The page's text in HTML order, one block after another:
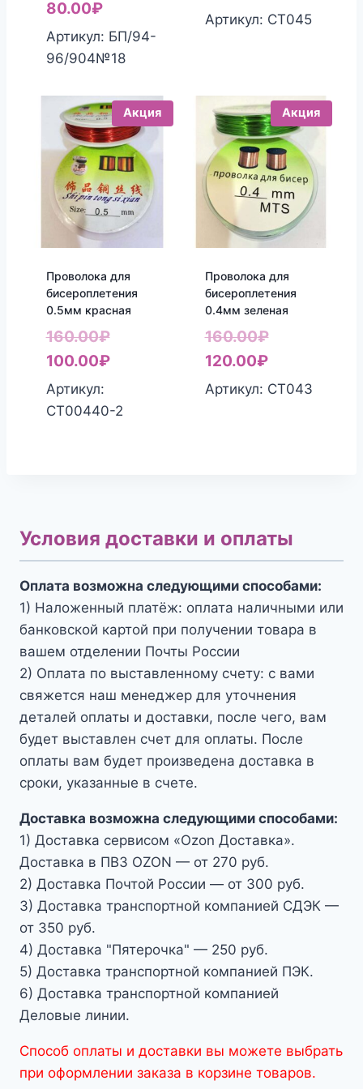
составляла
190.00₽.
80.00₽Текущая
цена:
80.00₽.
Артикул: БП/94-
96/904№18
составляла
цена:
Артикул: СТ045
Акция
Проволока для
бисероплетения
0.5мм красная
160.00₽Первоначальная
цена
160.00₽.
100.00₽Текущая
100.00₽.
Артикул:
СТ00440-2
Акция
Проволока для
бисероплетения
0.4мм зеленая
160.00₽
цена
составляла
120.00₽Текущая
цена:
Артикул: СТ043
Условия доставки и оплаты
Оплата возможна следующими способами:
1) Наложенный платёж: оплата наличными или
банковской картой при получении товара в
вашем отделении Почты России
2) Оплата по выставленному счету: с вами
свяжется наш менеджер для уточнения
деталей оплаты и доставки, после чего, вам
будет выставлен счет для оплаты. После
оплаты вам будет произведена доставка в
сроки, указанные в счете.
Доставка возможна следующими способами:
1) Доставка сервисом «Ozon Доставка».
Доставка в ПВЗ OZON — от 270 руб.
2) Доставка Почтой России — от 300 руб.
3) Доставка транспортной компанией СДЭК —
от 350 руб.
4) Доставка "Пятерочка" — 250 руб.
5) Доставка транспортной компанией ПЭК.
6) Доставка транспортной компанией
Деловые линии.
Способ оплаты и доставки вы можете выбрать
при оформлении заказа в корзине товаров.